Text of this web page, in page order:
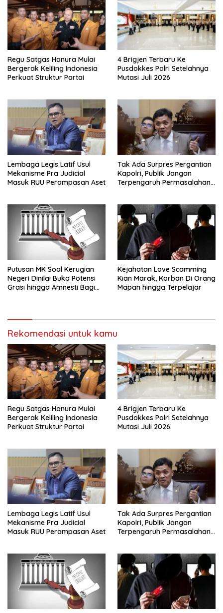
Regu Satgas Hanura Mulai
Bergerak Keliling Indonesia
Perkuat Struktur Partai
4 Brigjen Terbaru Ke
Pusdokkes Polri Setelahnya
Mutasi Juli 2026
Lembaga Legis Latif Usul
Mekanisme Pra Judicial
Masuk RUU Perampasan Aset
Tak Ada Surpres Pergantian
Kapolri, Publik Jangan
Terpengaruh Permasalahan
Putusan MK Soal Kerugian
Negeri Dinilai Buka Potensi
Grasi hingga Amnesti Bagi
Kejahatan Love Scamming
Kian Marak, Korban Di Orang
Mapan hingga Terpelajar
Rekomendasi untuk kamu
Regu Satgas Hanura Mulai
Bergerak Keliling Indonesia
Perkuat Struktur Partai
4 Brigjen Terbaru Ke
Pusdokkes Polri Setelahnya
Mutasi Juli 2026
Lembaga Legis Latif Usul
Mekanisme Pra Judicial
Masuk RUU Perampasan Aset
Tak Ada Surpres Pergantian
Kapolri, Publik Jangan
Terpengaruh Permasalahan